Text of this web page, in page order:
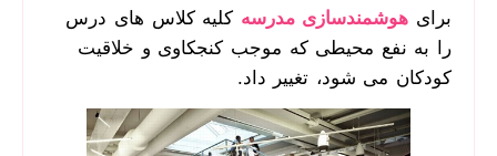
برای هوشمندسازی مدرسه کلیه کلاس های درس
را به نفع محیطی که موجب کنجکاوی و خلاقیت
کودکان می شود، تغییر داد.